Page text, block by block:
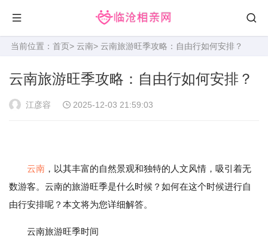
当前位置： 首页> 云南> 云南旅游旺季攻略：自由行如何安排？
云南旅游旺季攻略：自由行如何安排？
江彦容 2025-12-03 21:59:03
云南 ，以其丰富的自然景观和独特的人文风情，吸引着无
数游客。云南的旅游旺季是什么时候？如何在这个时候进行自
由行安排呢？本文将为您详细解答。
云南旅游旺季时间